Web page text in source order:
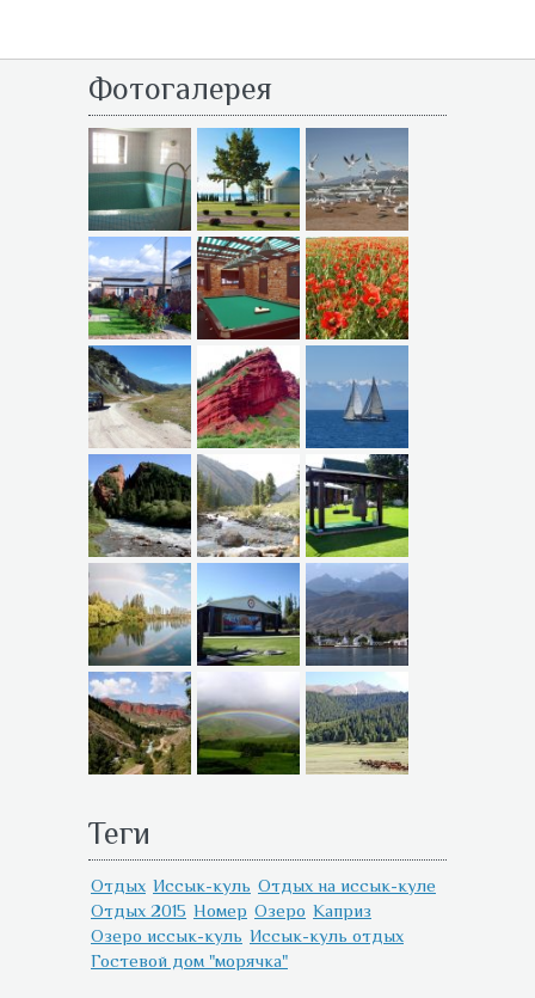
Фотогалерея
Теги
Отдых Иссык-куль Отдых на иссык-куле
Отдых 2015 Номер Озеро Каприз
Озеро иссык-куль Иссык-куль отдых
Гостевой дом "морячка"